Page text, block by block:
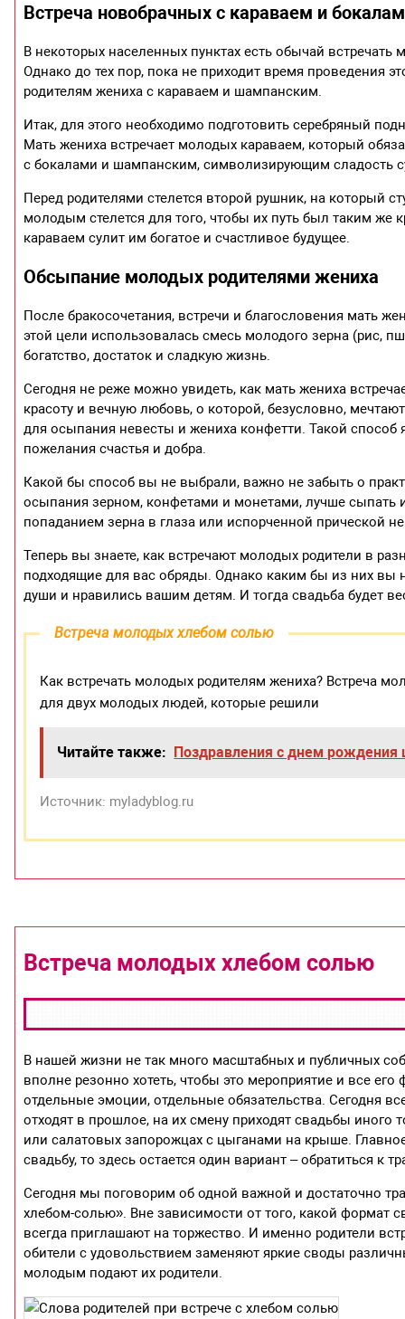
Встреча новобрачных с караваем и
В некоторых населенных пунктах есть обычай
Однако до тех пор, пока не приходит время проведения
родителям жениха с караваем и шампанским.
Итак, для этого необходимо подготовить серебряный
Мать жениха встречает молодых караваем, который
с бокалами и шампанским, символизирующим сладость
Перед родителями стелется второй рушник, на который
молодым стелется для того, чтобы их путь был таким
караваем сулит им богатое и счастливое будущее.
Обсыпание молодых родителями жениха
После бракосочетания, встречи и благословения мать
этой цели использовалась смесь молодого зерна (рис,
богатство, достаток и сладкую жизнь.
Сегодня не реже можно увидеть, как мать жениха
красоту и вечную любовь, о которой, безусловно,
для осыпания невесты и жениха конфетти. Такой
пожелания счастья и добра.
Какой бы способ вы не выбрали, важно не забыть о
осыпания зерном, конфетами и монетами, лучше сыпать
попаданием зерна в глаза или испорченной прической
Теперь вы знаете, как встречают молодых родители в
подходящие для вас обряды. Однако каким бы из них вы
души и нравились вашим детям. И тогда свадьба будет
Встреча молодых хлебом солью
Как встречать молодых родителям жениха? Встреча
для двух молодых людей, которые решили
Читайте также: Поздравления с днем
Источник: myladyblog.ru
Встреча молодых хлебом солью
В нашей жизни не так много масштабных и публичных
вполне резонно хотеть, чтобы это мероприятие и все
отдельные эмоции, отдельные обязательства. Сегодня
отходят в прошлое, на их смену приходят свадьбы
или салатовых запорожцах с цыганами на крыше.
свадьбу, то здесь остается один вариант – обратиться к
Сегодня мы поговорим об одной важной и достаточно
хлебом-солью». Вне зависимости от того, какой
всегда приглашают на торжество. И именно родители
обители с удовольствием заменяют яркие своды
молодым подают их родители.